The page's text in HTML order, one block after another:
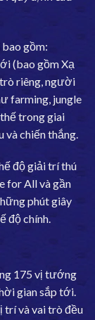
bao gồm:
(bao gồm Xạ
riêng, người
farming, jungle
trong giai
và chiến thắng.
độ giải trí thú
for All và gần
phút giây
độ chính.
175 vị tướng
gian sắp tới.
trí và vai trò đều